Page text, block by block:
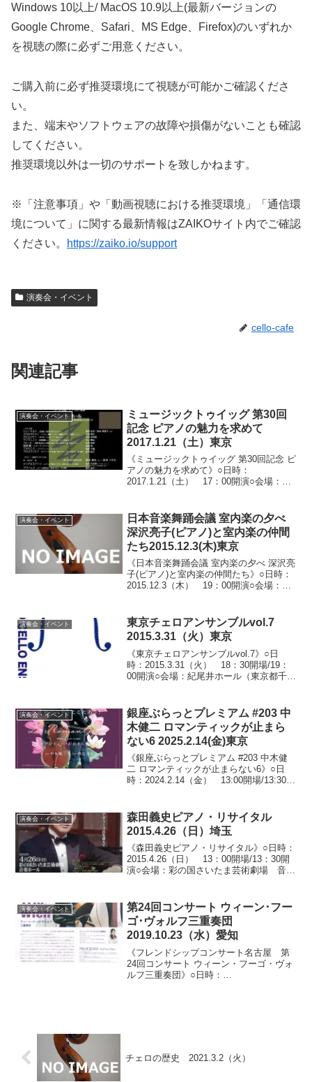
Windows 10以上/ MacOS 10.9以上(最新バージョンの
Google Chrome、Safari、MS Edge、Firefox)のいずれか
を視聴の際に必ずご用意ください。
ご購入前に必ず推奨環境にて視聴が可能かご確認くださ
い。
また、端末やソフトウェアの故障や損傷がないことも確認
してください。
推奨環境以外は一切のサポートを致しかねます。
※「注意事項」や「動画視聴における推奨環境」「通信環
境について」に関する最新情報はZAIKOサイト内でご確認
ください。
https://zaiko.io/support
演奏会・イベント
cello-cafe
関連記事
演奏会・イベント
ミュージックトゥイッグ 第30回
記念 ピアノの魅力を求めて
2017.1.21（土）東京
《ミュージックトゥイッグ 第30回記念 ピ
アノの魅力を求めて》○日時：
2017.1.21（土） 17：00開演○会場：ト
入場はご遠慮ください。○出演： 裾野由
佳・...
演奏会・イベント
日本音楽舞踊会議 室内楽の夕べ
深沢亮子(ピアノ)と室内楽の仲間
たち2015.12.3(木)東京
《日本音楽舞踊会議 室内楽の夕べ 深沢亮
子(ピアノ)と室内楽の仲間たち》○日時：
2015.12.3（木） 19：00開演○会場：音
ノ）、恵藤久美子（ヴァイオリン）、...
演奏会・イベント
東京チェロアンサンブルvol.7
2015.3.31（火）東京
《東京チェロアンサンブルvol.7》○日
時：2015.3.31（火） 18：30開場/19：
00開演○会場：紀尾井ホール（東京都千代
織、寺田達郎、中実穂、堀沙...
演奏会・イベント
銀座ぶらっとプレミアム #203 中
木健二 ロマンティックが止まら
ない6 2025.2.14(金)東京
《銀座ぶらっとプレミアム #203 中木健
二 ロマンティックが止まらない6》○日
時：2024.2.14（金） 13:00開場/13:30開
お菓子のサービス付※チケ...
演奏会・イベント
森田義史ピアノ・リサイタル
2015.4.26（日）埼玉
《森田義史ピアノ・リサイタル》○日時：
2015.4.26（日） 13：00開場/13：30開
演○会場：彩の国さいたま芸術劇場 音楽
円○出演：森田義史（ピアノ...
演奏会・イベント
第24回コンサート ウィーン･フー
ゴ･ヴォルフ三重奏団
2019.10.23（水）愛知
《フレンドシップコンサート名古屋 第
24回コンサート ウィーン・フーゴ・ヴォ
ルフ三重奏団》○日時：
チェロの歴史 2021.3.2（火）